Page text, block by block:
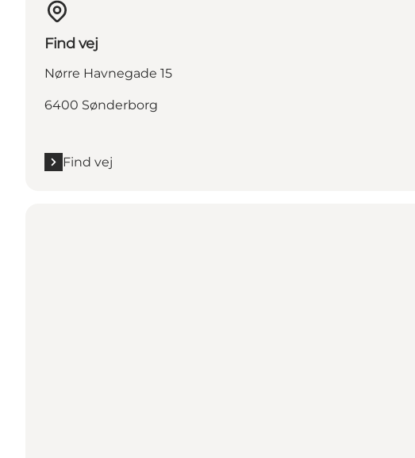
Find vej
Nørre Havnegade 15
6400 Sønderborg
Find vej